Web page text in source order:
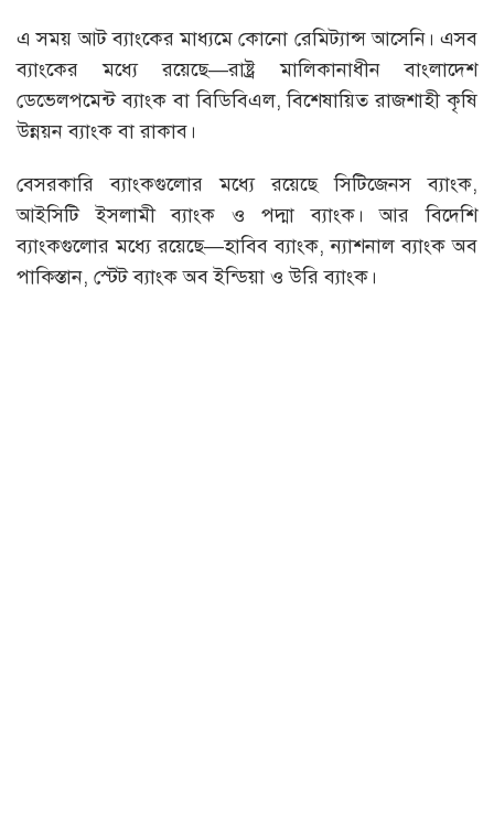
এ সময় আট ব্যাংকের মাধ্যমে কোনো রেমিট্যান্স আসেনি। এসব
ব্যাংকের মধ্যে রয়েছে—রাষ্ট্র মালিকানাধীন বাংলাদেশ
ডেভেলপমেন্ট ব্যাংক বা বিডিবিএল, বিশেষায়িত রাজশাহী কৃষি
উন্নয়ন ব্যাংক বা রাকাব।
বেসরকারি ব্যাংকগুলোর মধ্যে রয়েছে সিটিজেনস ব্যাংক,
আইসিটি ইসলামী ব্যাংক ও পদ্মা ব্যাংক। আর বিদেশি
ব্যাংকগুলোর মধ্যে রয়েছে—হাবিব ব্যাংক, ন্যাশনাল ব্যাংক অব
পাকিস্তান, স্টেট ব্যাংক অব ইন্ডিয়া ও উরি ব্যাংক।